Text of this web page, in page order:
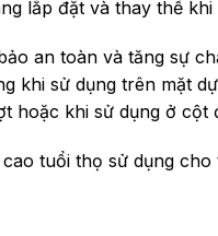
lắp đặt và thay thế khi
an toàn và tăng sự
khi sử dụng trên mặt
hoặc khi sử dụng ở cột
cao tuổi thọ sử dụng